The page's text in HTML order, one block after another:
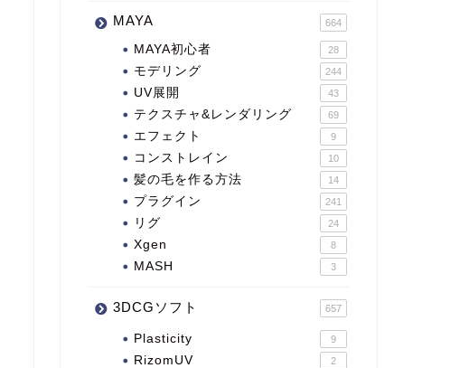
MAYA 664
MAYA初心者 28
モデリング 244
UV展開 43
テクスチャ&レンダリング 69
エフェクト 9
コンストレイン 10
髪の毛を作る方法 14
プラグイン 241
リグ 24
Xgen 8
MASH 3
3DCGソフト 657
Plasticity 9
RizomUV 2